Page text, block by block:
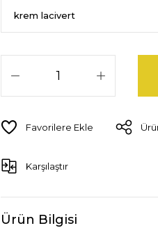
Karşılaştır
Ürün Bilgisi